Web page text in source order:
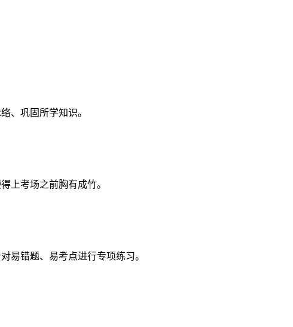
、巩固所学知识。
上考场之前胸有成竹。
易错题、易考点进行专项练习。